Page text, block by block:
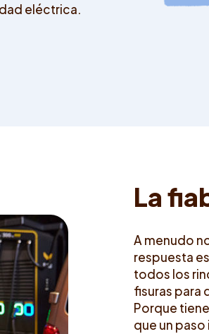
eléctrica.
La fa
A menudo
respuesta
todos los
fisuras para
Porque
que un